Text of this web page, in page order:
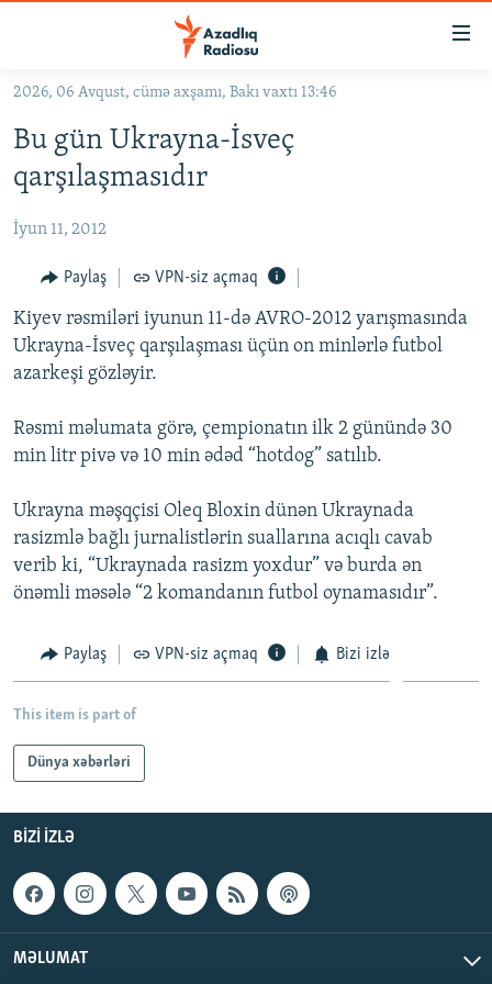
Əsas
qayıt
Əsas
naviqasiyaya
qayıt
#İZAHLA
KORRUPSIOMETR
#ƏSLINDƏ
FƏRQƏ BAX
QANUNI DOĞRU
ARAŞDIRMA
VIDEO
İNFOQRAFIKA
KARIKATURA
RADIO ARXIV
AZƏRBAYCAN ƏDƏBIYYATI KITABXANASI
İSLAM VƏ DEMOKRATIYA
İZ - MƏDƏNIYYƏT PROQRAMI
HAQQIMIZDA
MISSIYAMIZ
PEŞƏ ETIKASI VƏ JURNALISTIKA STANDARTLARIMIZ
MATERIALLARIMIZDAN ISTIFADƏ
XƏBƏR BÜLLETENLƏRIMIZ
BIZI IZLƏ
2026, 06 Avqust, cümə axşamı, Bakı vaxtı 13:46
Bu gün Ukrayna-İsveç
qarşılaşmasıdır
İyun 11, 2012
Paylaş VPN-siz açmaq
Kiyev rəsmiləri iyunun 11-də AVRO-2012 yarışmasında
Ukrayna-İsveç qarşılaşması üçün on minlərlə futbol
azarkeşi gözləyir.
Rəsmi məlumata görə, çempionatın ilk 2 günündə 30
min litr pivə və 10 min ədəd “hotdog” satılıb.
Ukrayna məşqçisi Oleq Bloxin dünən Ukraynada
rasizmlə bağlı jurnalistlərin suallarına acıqlı cavab
verib ki, “Ukraynada rasizm yoxdur” və burda ən
önəmli məsələ “2 komandanın futbol oynamasıdır”.
Paylaş VPN-siz açmaq Bizi izlə
This item is part of
Dünya xəbərləri
BIZI IZLƏ
MƏLUMAT